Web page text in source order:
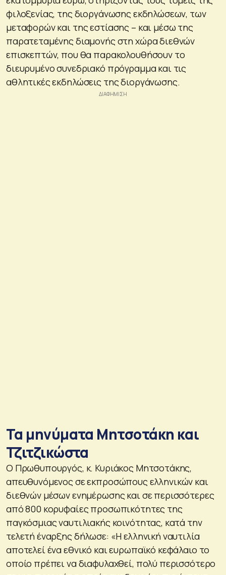
φιλοξενίας, της διοργάνωσης εκδηλώσεων, των
μεταφορών και της εστίασης – και μέσω της
παρατεταμένης διαμονής στη χώρα διεθνών
επισκεπτών, που θα παρακολουθήσουν το
διευρυμένο συνεδριακό πρόγραμμα και τις
αθλητικές εκδηλώσεις της διοργάνωσης.
Τα μηνύματα Μητσοτάκη και
Τζιτζικώστα
Ο Πρωθυπουργός, κ. Κυριάκος Μητσοτάκης,
απευθυνόμενος σε εκπροσώπους ελληνικών και
διεθνών μέσων ενημέρωσης και σε περισσότερες
από 800 κορυφαίες προσωπικότητες της
παγκόσμιας ναυτιλιακής κοινότητας, κατά την
τελετή έναρξης δήλωσε: «Η ελληνική ναυτιλία
αποτελεί ένα εθνικό και ευρωπαϊκό κεφάλαιο το
οποίο πρέπει να διαφυλαχθεί, πολύ περισσότερο